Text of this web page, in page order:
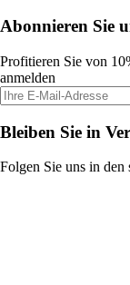
Abonnieren Sie
Profitieren Sie von
anmelden
Bleiben Sie in
Folgen Sie uns in den